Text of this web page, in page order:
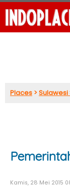
Places >
Kamis, 28 Mei 2015